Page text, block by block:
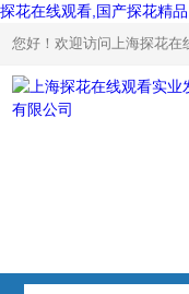
探花在线观看,国产探花精
您好！欢迎访问上海探花